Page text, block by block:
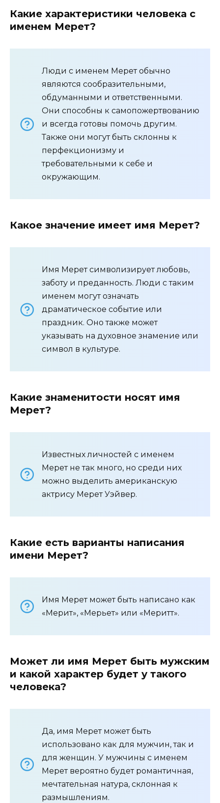
Какие характеристики человека с
именем Мерет?
Люди с именем Мерет обычно
являются сообразительными,
обдуманными и ответственными.
Они способны к самопожертвованию
и всегда готовы помочь другим.
Также они могут быть склонны к
перфекционизму и
требовательными к себе и
окружающим.
Какое значение имеет имя Мерет?
Имя Мерет символизирует любовь,
заботу и преданность. Люди с таким
именем могут означать
драматическое событие или
праздник. Оно также может
указывать на духовное знамение или
символ в культуре.
Какие знаменитости носят имя
Мерет?
Известных личностей с именем
Мерет не так много, но среди них
можно выделить американскую
актрису Мерет Уэйвер.
Какие есть варианты написания
имени Мерет?
Имя Мерет может быть написано как
«Мерит», «Мерьет» или «Меритт».
Может ли имя Мерет быть мужским
и какой характер будет у такого
человека?
Да, имя Мерет может быть
использовано как для мужчин, так и
для женщин. У мужчины с именем
Мерет вероятно будет романтичная,
мечтательная натура, склонная к
размышлениям.